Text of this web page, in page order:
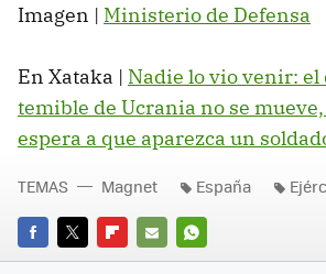
Imagen | Ministerio de Defensa
En Xataka | Nadie lo vio venir: el
temible de Ucrania no se
espera a que aparezca un
FACEBOOK
TWITTERFLIPBOARD
E-
WHATSAPP
TEMAS Magnet España